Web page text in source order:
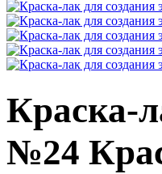
Краска-
№24